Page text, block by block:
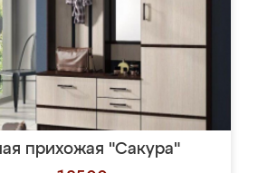
прихожая "Сакура"